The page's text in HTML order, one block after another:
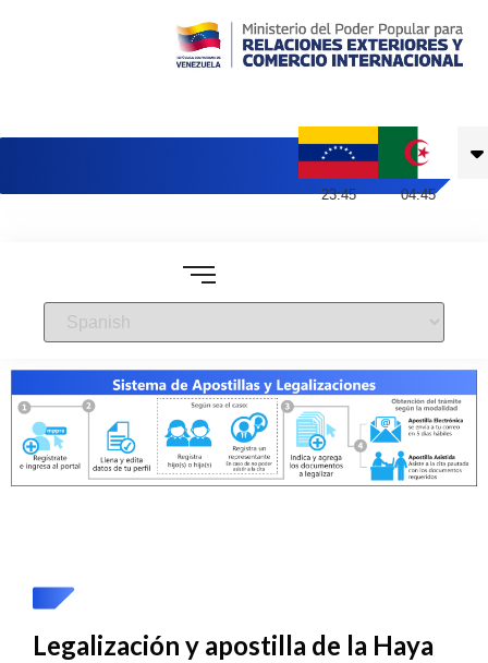
23:45 04:45
Legalización y apostilla de la Haya